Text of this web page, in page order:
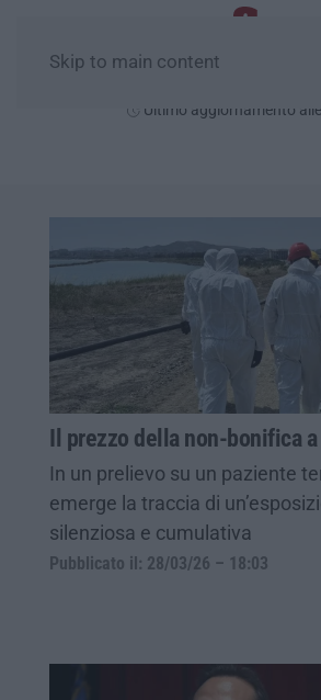
Skip to main content
Ultimo aggiornamento
Il prezzo della non-bonifica
In un prelievo su un paziente
emerge la traccia di
silenziosa e cumulativa
Pubblicato il: 28/03/26 – 18:03